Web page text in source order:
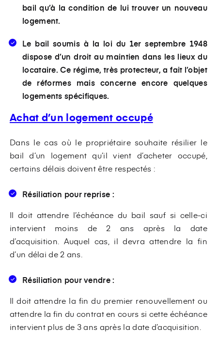
bail qu’à la condition de lui trouver un nouveau
logement.
Le bail soumis à la loi du 1er septembre 1948
dispose d’un droit au maintien dans les lieux du
locataire. Ce régime, très protecteur, a fait l’objet
de réformes mais concerne encore quelques
logements spécifiques.
Achat d’un logement occupé
Dans le cas où le propriétaire souhaite résilier le
bail d’un logement qu’il vient d’acheter occupé,
certains délais doivent être respectés :
Résiliation pour reprise :
Il doit attendre l’échéance du bail sauf si celle-ci
intervient moins de 2 ans après la date
d’acquisition. Auquel cas, il devra attendre la fin
d’un délai de 2 ans.
Résiliation pour vendre :
Il doit attendre la fin du premier renouvellement ou
attendre la fin du contrat en cours si cette échéance
intervient plus de 3 ans après la date d’acquisition.